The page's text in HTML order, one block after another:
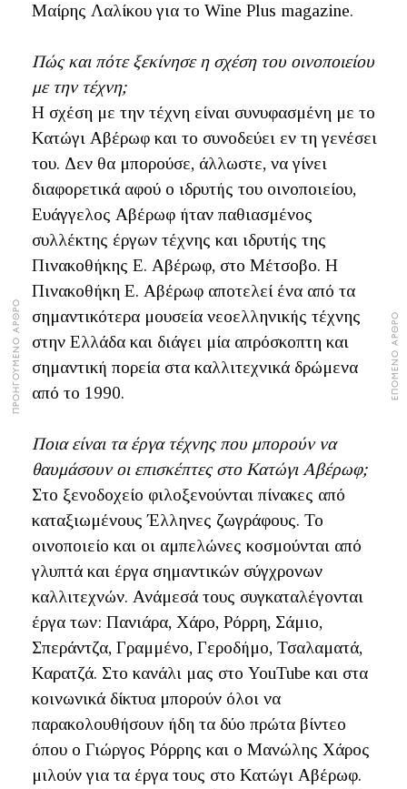
ΠΡΟΗΓΟΥΜΕΝΟ ΑΡΘΡΟ ΕΠΟΜΕΝΟ ΑΡΘΡΟ
Μαίρης Λαλίκου για το Wine Plus magazine.
Πώς και πότε ξεκίνησε η σχέση του οινοποιείου
με την τέχνη;
Η σχέση με την τέχνη είναι συνυφασμένη με το
Κατώγι Αβέρωφ και το συνοδεύει εν τη γενέσει
του. Δεν θα μπορούσε, άλλωστε, να γίνει
διαφορετικά αφού ο ιδρυτής του οινοποιείου,
Ευάγγελος Αβέρωφ ήταν παθιασμένος
συλλέκτης έργων τέχνης και ιδρυτής της
Πινακοθήκης Ε. Αβέρωφ, στο Μέτσοβο. Η
Πινακοθήκη Ε. Αβέρωφ αποτελεί ένα από τα
σημαντικότερα μουσεία νεοελληνικής τέχνης
στην Ελλάδα και διάγει μία απρόσκοπτη και
σημαντική πορεία στα καλλιτεχνικά δρώμενα
από το 1990.
Ποια είναι τα έργα τέχνης που μπορούν να
θαυμάσουν οι επισκέπτες στο Κατώγι Αβέρωφ;
Στο ξενοδοχείο φιλοξενούνται πίνακες από
καταξιωμένους Έλληνες ζωγράφους. Το
οινοποιείο και οι αμπελώνες κοσμούνται από
γλυπτά και έργα σημαντικών σύγχρονων
καλλιτεχνών. Ανάμεσά τους συγκαταλέγονται
έργα των: Πανιάρα, Χάρο, Ρόρρη, Σάμιο,
Σπεράντζα, Γραμμένο, Γεροδήμο, Τσαλαματά,
Καρατζά. Στο κανάλι μας στο YouTube και στα
κοινωνικά δίκτυα μπορούν όλοι να
παρακολουθήσουν ήδη τα δύο πρώτα βίντεο
όπου ο Γιώργος Ρόρρης και ο Μανώλης Χάρος
μιλούν για τα έργα τους στο Κατώγι Αβέρωφ.